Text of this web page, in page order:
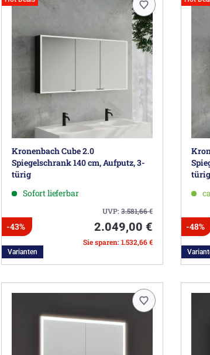
Kronenbach Cube 2.0
Spiegelschrank 140 cm, Aufputz, 3-
türig
Sofort lieferbar
UVP:3.581,66€
-43% 2.049,00 €
Sie sparen: 1.532,66 €
Varianten
türig
-48%